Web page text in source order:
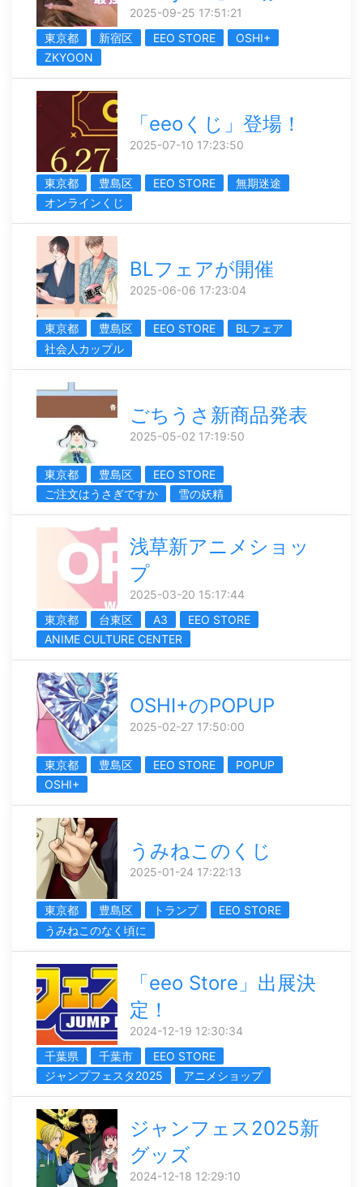
2025-09-25 17:51:21
東京都
新宿区 EEO STORE
OSHI+
ZKYOON
「eeoくじ」登場！
2025-07-10 17:23:50
東京都 豊島区 EEO STORE
無期迷途
オンラインくじ
BLフェアが開催
2025-06-06 17:23:04
東京都 豊島区 EEO STORE
BLフェア
社会人カップル
ごちうさ新商品発表
2025-05-02 17:19:50
東京都 豊島区
EEO STORE
ご注文はうさぎですか
雪の妖精
浅草新アニメショッ
プ
2025-03-20 15:17:44
東京都
台東区 A3
EEO STORE
ANIME CULTURE CENTER
OSHI+のPOPUP
2025-02-27 17:50:00
東京都 豊島区 EEO STORE
POPUP
OSHI+
うみねこのくじ
2025-01-24 17:22:13
東京都 豊島区 トランプ
EEO STORE
うみねこのなく頃に
「eeo Store」出展決
定！
2024-12-19 12:30:34
千葉県
千葉市
EEO STORE
ジャンプフェスタ2025
アニメショップ
ジャンフェス2025新
グッズ
2024-12-18 12:29:10